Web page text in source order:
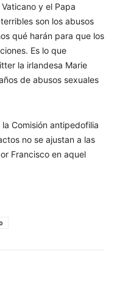
y el Papa
son los abusos
qué harán para que los
Es lo que
la irlandesa Marie
de abusos sexuales
Comisión antipedofilia
no se ajustan a las
Francisco en aquel